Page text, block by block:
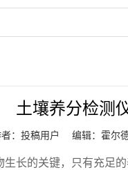
土壤养分检测
者：投稿用户 编辑： 霍尔
的关键，只有充足的